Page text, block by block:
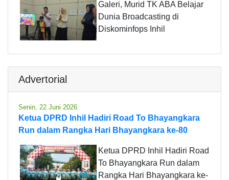
Galeri, Murid TK ABA Belajar
Dunia Broadcasting di
Diskominfops Inhil
Advertorial
Senin, 22 Juni 2026
Ketua DPRD Inhil Hadiri Road To Bhayangkara
Run dalam Rangka Hari Bhayangkara ke-80
Ketua DPRD Inhil Hadiri Road
To Bhayangkara Run dalam
Rangka Hari Bhayangkara ke-